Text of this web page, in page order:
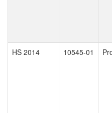
HS 2014 10545-01